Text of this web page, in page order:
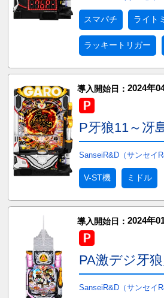
スマパチ ライト
ラッキートリガー
導入開始日： 2024年
P牙狼11～冴
SanseiR&D（サンセイ
V-ST機 ミドル
導入開始日： 2024年
PA激デジ牙
SanseiR&D（サンセイ